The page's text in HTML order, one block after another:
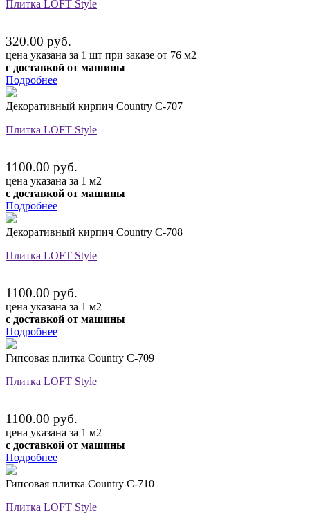
Плитка LOFT Style
320.00 руб.
цена указана за 1 шт при заказе от 76 м2
с доставкой от машины
Подробнее
Декоративный кирпич Country C-707
Плитка LOFT Style
1100.00 руб.
цена указана за 1 м2
с доставкой от машины
Подробнее
Декоративный кирпич Country C-708
Плитка LOFT Style
1100.00 руб.
цена указана за 1 м2
с доставкой от машины
Подробнее
Гипсовая плитка Country C-709
Плитка LOFT Style
1100.00 руб.
цена указана за 1 м2
с доставкой от машины
Подробнее
Гипсовая плитка Country C-710
Плитка LOFT Style